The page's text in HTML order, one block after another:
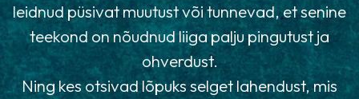
leidnud püsivat muutust või tunnevad, et senine
teekond on nõudnud liiga palju pingutust ja
ohverdust.
Ning kes otsivad lõpuks selget lahendust, mis